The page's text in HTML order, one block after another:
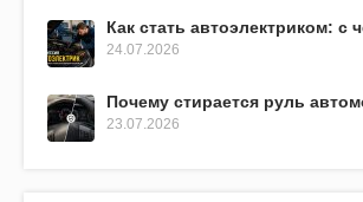
Как стать автоэлектриком: с
24.07.2026
Почему стирается руль
23.07.2026